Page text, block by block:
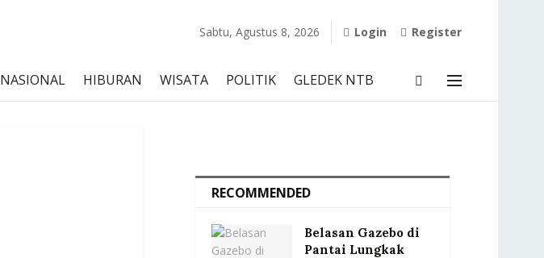
Sabtu, Agustus 8, 2026 Login Register
NASIONAL HIBURAN WISATA POLITIK GLEDEK NTB
RECOMMENDED
Belasan Gazebo di
Pantai Lungkak